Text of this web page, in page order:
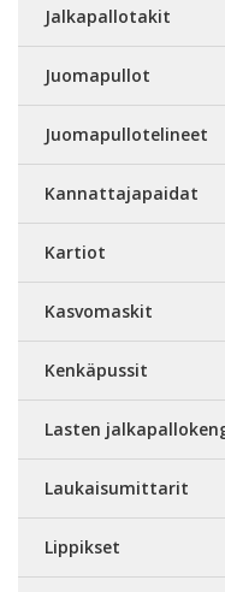
Jalkapallotakit
Juomapullot
Juomapullotelineet
Kannattajapaidat
Kartiot
Kasvomaskit
Kenkäpussit
Lasten
Laukaisumittarit
Lippikset